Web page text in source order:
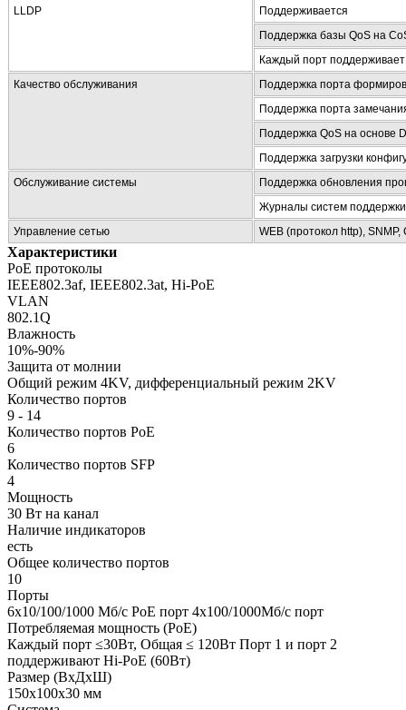
LLDP
Поддерживается
Поддержка базы QoS на
Каждый порт
Качество обслуживания
Поддержка порта
Поддержка порта
Поддержка QoS на основе
Поддержка загрузки
Обслуживание системы
Поддержка обновления
Журналы систем поддержки
Управление сетью
WEB (протокол http), SNMP,
Характеристики
PoE протоколы
IEEE802.3af, IEEE802.3at, Hi-PoE
VLAN
802.1Q
Влажность
10%-90%
Защита от молнии
Общий режим 4KV, дифференциальный режим 2KV
Количество портов
9 - 14
Количество портов PoE
6
Количество портов SFP
4
Мощность
30 Вт на канал
Наличие индикаторов
есть
Общее количество портов
10
Порты
6х10/100/1000 Mб/с PoE порт 4х100/1000Mб/с порт
Потребляемая мощность (PoE)
Каждый порт ≤30Вт, Общая ≤ 120Вт Порт 1 и порт 2
поддерживают Hi-PoE (60Вт)
Размер (ВxДxШ)
150х100х30 мм